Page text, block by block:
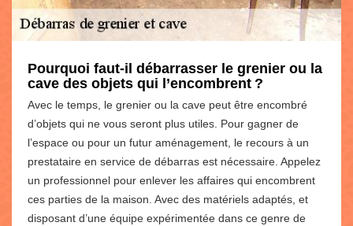
Pourquoi faut-il débarrasser le grenier ou la
cave des objets qui l’encombrent ?
Avec le temps, le grenier ou la cave peut être encombré
d’objets qui ne vous seront plus utiles. Pour gagner de
l’espace ou pour un futur aménagement, le recours à un
prestataire en service de débarras est nécessaire. Appelez
un professionnel pour enlever les affaires qui encombrent
ces parties de la maison. Avec des matériels adaptés, et
disposant d’une équipe expérimentée dans ce genre de